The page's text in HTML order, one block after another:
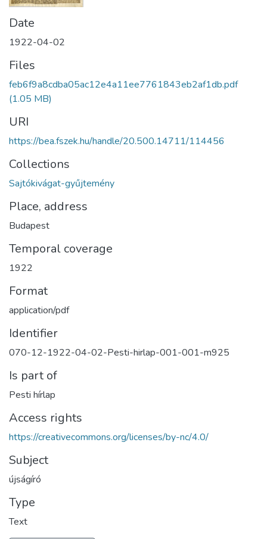
Date
1922-04-02
Files
feb6f9a8cdba05ac12e4a11ee7761843eb2af1db.pdf
(1.05 MB)
URI
https://bea.fszek.hu/handle/20.500.14711/114456
Collections
Sajtókivágat-gyűjtemény
Place, address
Budapest
Temporal coverage
1922
Format
application/pdf
Identifier
070-12-1922-04-02-Pesti-hirlap-001-001-m925
Is part of
Pesti hírlap
Access rights
https://creativecommons.org/licenses/by-nc/4.0/
Subject
újságíró
Type
Text